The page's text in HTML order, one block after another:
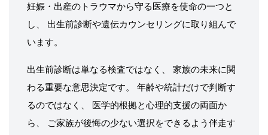
妊娠・出産のトラウマから守る医療を使命の一つと
し、 出生前診断や遺伝カウンセリングに取り組んで
います。
出生前診断は単なる検査ではなく、 家族の未来に関
わる重要な意思決定です。 年齢や統計だけで判断す
るのではなく、 医学的根拠と心理的支援の両面か
ら、 ご家族が後悔の少ない選択をできるよう伴走す